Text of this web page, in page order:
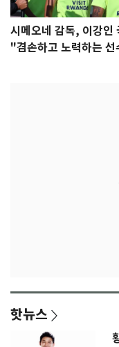
시메오네 감독, 이강인
"겸손하고 노력하는
핫뉴스